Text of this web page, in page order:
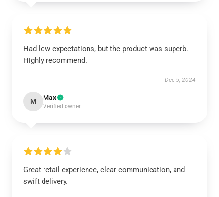
Had low expectations, but the product was superb.
Highly recommend.
Dec 5, 2024
M Max
Verified owner
Great retail experience, clear communication, and
swift delivery.